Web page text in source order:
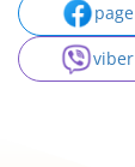
page
viber